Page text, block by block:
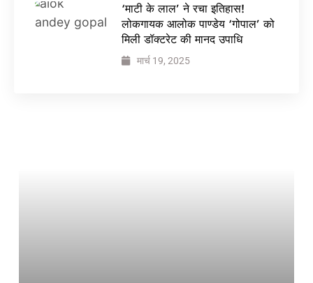
‘माटी के लाल’ ने रचा इतिहास!
लोकगायक आलोक पाण्डेय ‘गोपाल’ को
मिली डॉक्टरेट की मानद उपाधि
मार्च 19, 2025